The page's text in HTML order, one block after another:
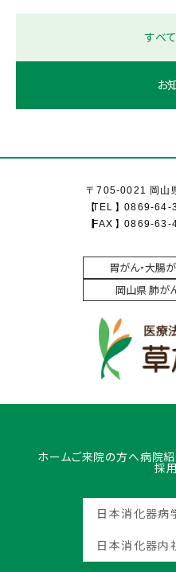
すべ
お
〒705-0021 岡山
TEL
0869-64-
FAX
0869-63-
胃がん・大腸
岡山県 肺が
ホームご来院の方へ病院
採
日本消化器病
日本消化器内